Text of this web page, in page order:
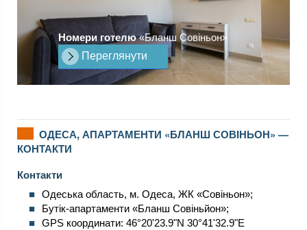
Номери готелю«Бланш Совіньон»
Переглянути
ОДЕСА, АПАРТАМЕНТИ «БЛАНШ СОВІНЬОН» —
КОНТАКТИ
Контакти
Одеська область, м. Одеса, ЖК «Совіньон»;
Бутік-апартаменти «Бланш Совіньйон»;
GPS координати: 46°20'23.9"N 30°41'32.9"E